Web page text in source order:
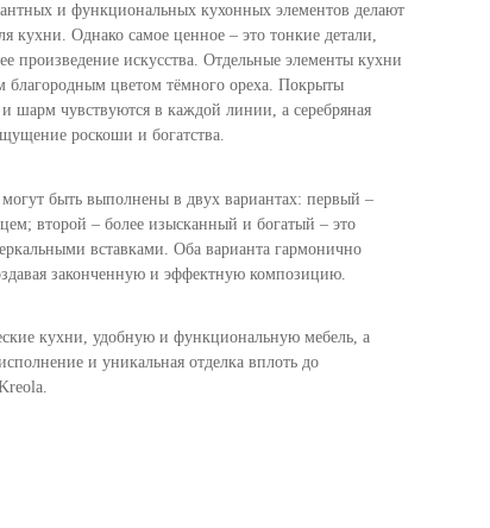
и функциональных кухонных элементов делают
кухни. Однако самое ценное – это тонкие детали,
произведение искусства. Отдельные элементы кухни
благородным цветом тёмного ореха. Покрыты
шарм чувствуются в каждой линии, а серебряная
роскоши и богатства.
быть выполнены в двух вариантах: первый –
второй – более изысканный и богатый – это
вставками. Оба варианта гармонично
законченную и эффектную композицию.
кухни, удобную и функциональную мебель, а
и уникальная отделка вплоть до